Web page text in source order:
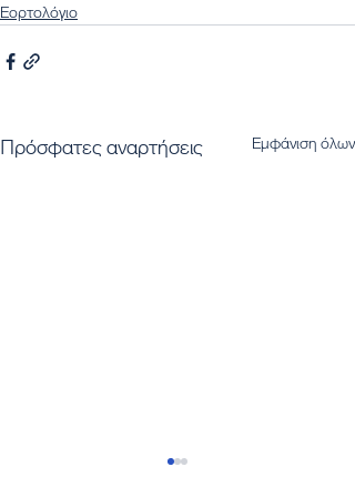
Εορτολόγιο
Πρόσφατες αναρτήσεις Εμφάνιση όλων